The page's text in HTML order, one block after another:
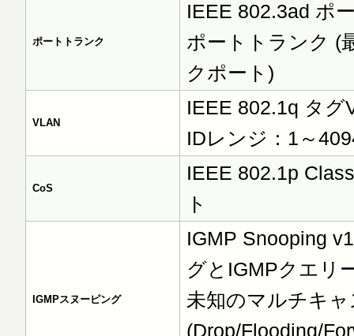
ポートトランク
IEEE 802.3ad ポ
ポートトランク (
クポート)
VLAN
IEEE 802.1q タグ
IDレンジ：1～
CoS
IEEE 802.1p
ト
IGMPスヌーピング
IGMP Snooping
グとIGMPクエリ
未知のマルチキ
(Drop/Flooding/